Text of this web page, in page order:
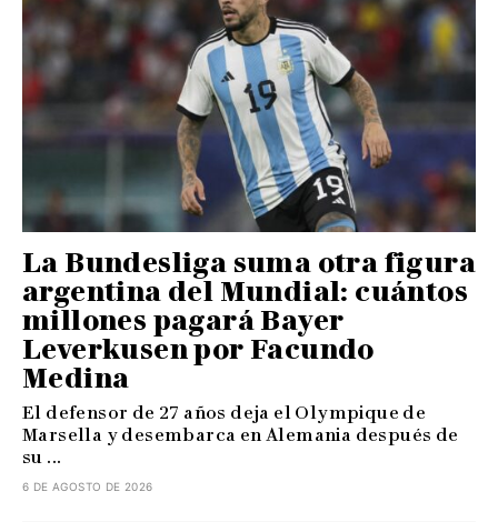
La Bundesliga suma otra figura
argentina del Mundial: cuántos
millones pagará Bayer
Leverkusen por Facundo
Medina
El defensor de 27 años deja el Olympique de
Marsella y desembarca en Alemania después de
su ...
6 DE AGOSTO DE 2026